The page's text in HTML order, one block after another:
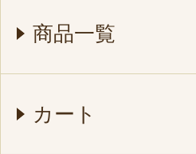
商品一覧
カート